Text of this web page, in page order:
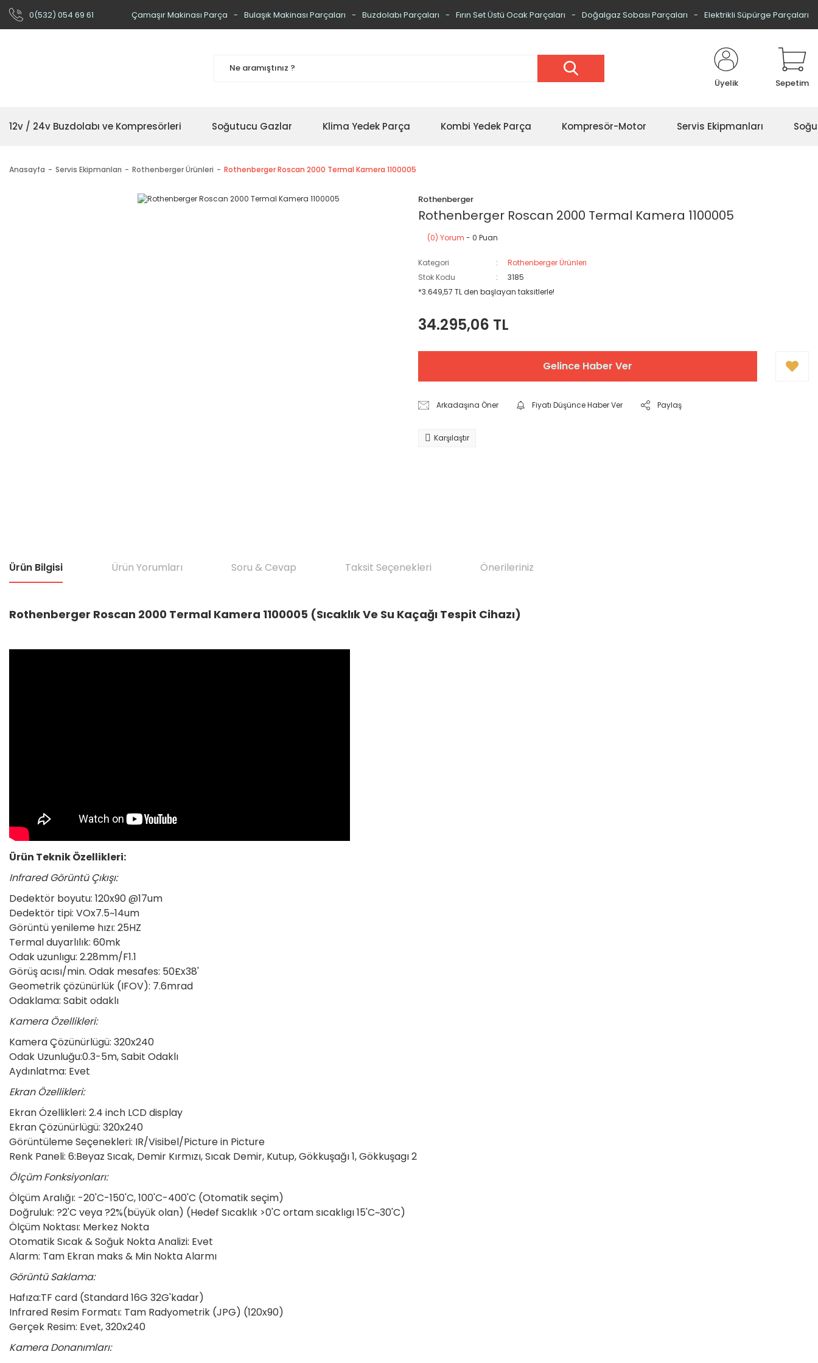
0(532) 054 69 61 Çamaşır Makinası Parça Bulaşık Makinası Parçaları Buzdolabı Parçaları Fırın Set Üstü Ocak Parçaları Doğalgaz Sobası Parçaları Elektrikli Süpürge Parçaları
Üyelik Sepetim
12v / 24v Buzdolabı ve Kompresörleri Soğutucu Gazlar Klima Yedek Parça Kombi Yedek Parça Kompresör-Motor Servis Ekipmanları
Anasayfa Servis Ekipmanları Rothenberger Ürünleri Rothenberger Roscan 2000 Termal Kamera 1100005
Rothenberger
Rothenberger Roscan 2000 Termal Kamera 1100005
(0) Yorum - 0 Puan
Kategori
Rothenberger Ürünleri
Stok Kodu
3185
*3.649,57 TL den başlayan taksitlerle!
34.295,06 TL
Gelince Haber Ver
Arkadaşına Öner Fiyatı Düşünce Haber Ver Paylaş
Karşılaştır
Ürün Bilgisi Ürün Yorumları Soru & Cevap Taksit Seçenekleri Önerileriniz
Rothenberger Roscan 2000 Termal Kamera 1100005 (Sıcaklık Ve Su Kaçağı Tespit Cihazı)
Ürün Teknik Özellikleri:
Infrared Görüntü Çıkışı:
Dedektör boyutu: 120x90 @17um
Dedektör tipi: VOx7.5~14um
Görüntü yenileme hızı: 25HZ
Termal duyarlılık: 60mk
Odak uzunlıgu: 2.28mm/F1.1
Görüş acısı/min. Odak mesafes: 50£x38'
Geometrik çözünürlük (IFOV): 7.6mrad
Odaklama: Sabit odaklı
Kamera Özellikleri:
Kamera Çözünürlügü: 320x240
Odak Uzunluğu:0.3-5m, Sabit Odaklı
Aydınlatma: Evet
Ekran Özellikleri:
Ekran Özellikleri: 2.4 inch LCD display
Ekran Çözünürlügü: 320x240
Görüntüleme Seçenekleri: IR/Visibel/Picture in Picture
Renk Paneli: 6:Beyaz Sıcak, Demir Kırmızı, Sıcak Demir, Kutup, Gökkuşağı 1, Gökkuşagı 2
Ölçüm Fonksiyonları:
Ölçüm Aralığı: -20'C-150'C, 100'C-400'C (Otomatik seçim)
Doğruluk: ?2'C veya ?2%(büyük olan) (Hedef Sıcaklık >0'C ortam sıcaklıgı 15'C~30'C)
Ölçüm Noktası: Merkez Nokta
Otomatik Sıcak & Soğuk Nokta Analizi: Evet
Alarm: Tam Ekran maks & Min Nokta Alarmı
Görüntü Saklama:
Hafıza:TF card (Standard 16G 32G'kadar)
Infrared Resim Formatı: Tam Radyometrik (JPG) (120x90)
Gerçek Resim: Evet, 320x240
Kamera Donanımları: